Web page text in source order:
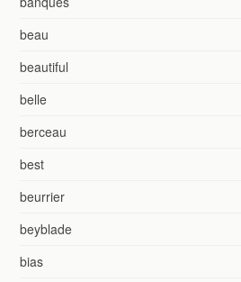
beau
beautiful
belle
berceau
best
beurrier
beyblade
bias